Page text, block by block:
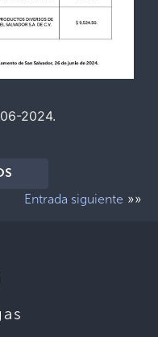
2024.
Entrada siguiente »»